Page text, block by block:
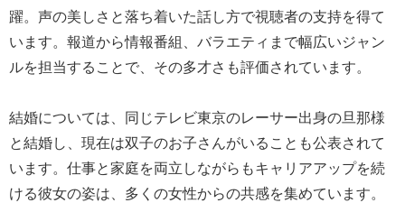
躍。声の美しさと落ち着いた話し方で視聴者の支持を得て
います。報道から情報番組、バラエティまで幅広いジャン
ルを担当することで、その多才さも評価されています。
結婚については、同じテレビ東京のレーサー出身の旦那様
と結婚し、現在は双子のお子さんがいることも公表されて
います。仕事と家庭を両立しながらもキャリアアップを続
ける彼女の姿は、多くの女性からの共感を集めています。